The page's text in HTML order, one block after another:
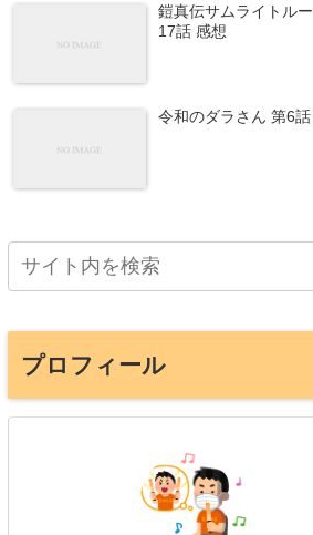
鎧真伝サムライトル
17話 感想
令和のダラさん 第6
プロフィール